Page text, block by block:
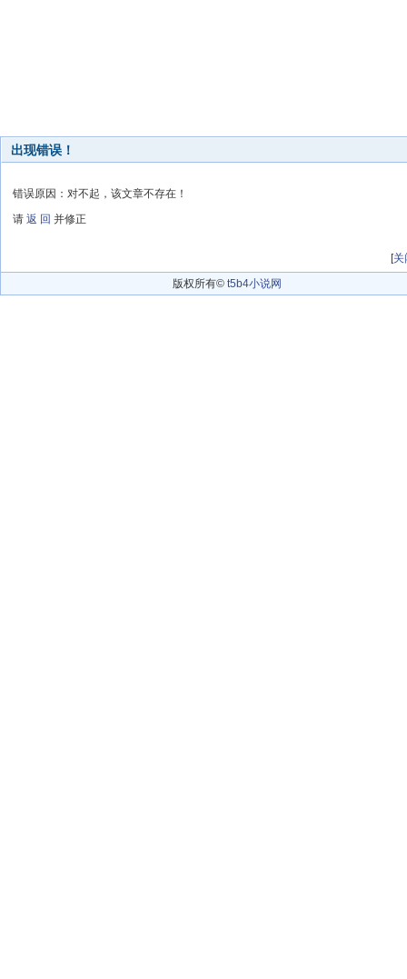
出现错误！
错误原因：对不起，该文章不存在！
请 返 回 并修正
[关
版权所有© t5b4小说网